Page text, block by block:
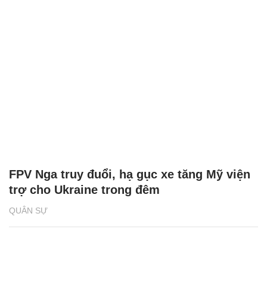
QUÂN SỰ
FPV Nga truy đuổi, hạ gục xe tăng Mỹ viện
trợ cho Ukraine trong đêm